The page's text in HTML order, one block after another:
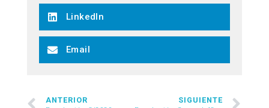
LinkedIn
Email
ANTERIOR SIGUIENTE